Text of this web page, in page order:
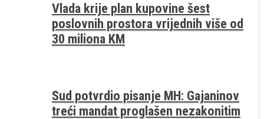
Vlada krije plan kupovine šest
poslovnih prostora vrijednih više od
30 miliona KM
Sud potvrdio pisanje MH: Gajaninov
treći mandat proglašen nezakonitim